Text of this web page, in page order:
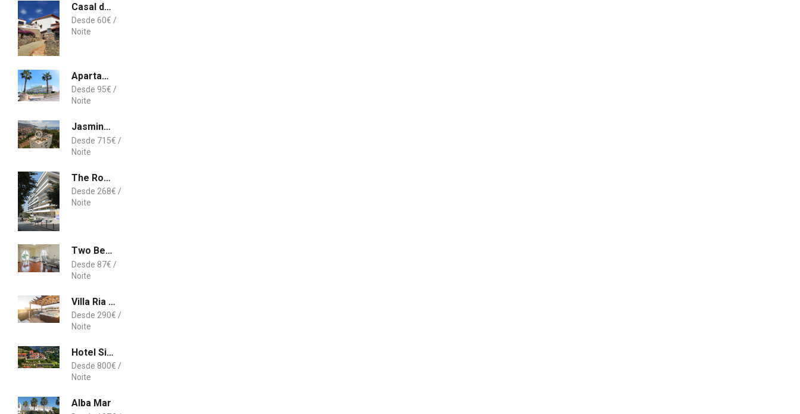
Casal da Serra
60€
Apartamento AH
95€
Jasmineiro III by An Island Apart
715€
The Roof Praia da Rocha
268€
Two Bedroom Apartment Olhos de Agua
87€
Villa Ria Rose, Alto da Ria 23 - jacuzzi and beach
290€
Hotel Six Senses Douro Valley
800€
Alba Mar